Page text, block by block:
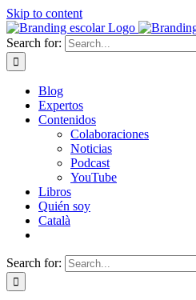
Skip to content
Search for:
Blog
Expertos
Contenidos
Colaboraciones
Noticias
Podcast
YouTube
Libros
Quién soy
Català
Search for: